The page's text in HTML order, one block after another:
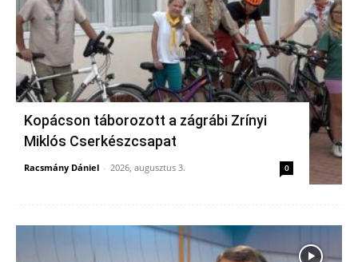
Kopácson táborozott a zágrábi Zrínyi
Miklós Cserkészcsapat
Racsmány Dániel - 2026, augusztus 3. 0